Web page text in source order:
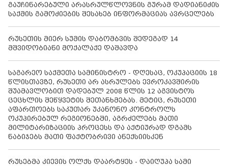
გაუჩინარებული არასრულწლოვნის გურამ დადიანიძის
საქმის გამოძიების შესახებ ინფორმაციას ავრცელებს
რუსეთის მიერ სუმის დაბომბვის შედეგად 14
მშვიდობიანი მოქალაქე დაშავდა
საგარეო საქმეთა სამინისტრო - დღესაც, ოკუპაციის 18
წლისთავზე, რუსეთი არ ასრულებს ევროკავშირის
შუამავლობით დადებულ 2008 წლის 12 აგვისტოს
ცეცხლის შეწყვეტის შეთანხმებას. მეტიც, რუსეთი
აფართოებს საკუთარ უკანონო კონტროლს
ოკუპირებულ რეგიონებში, აგრძელებს მათი
მილიტარიზაციის პროცესს და აქტიურად დგამს
ნაბიჯებს მათი ფაქტობრივი ანექსიისკენ
რუსებმა კიევის ოლქს დაარტყეს - დაიღუპა სამი